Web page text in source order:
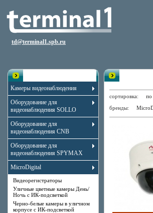
td@terminal1.spb.ru
Камеры видеонаблюдения
Оборудование для
видеонаблюдения SOLLO
Оборудование для
видеонаблюдения CNB
Оборудование для
видеонаблюдения SPYMAX
MicroDigital
Видеорегистраторы
Уличные цветные камеры День/
Ночь с ИК-подсветкой
Черно-белые камеры в уличном
корпусе с ИК-подсветкой
сортировка: по
бренды: